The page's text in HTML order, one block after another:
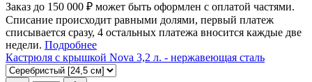
Заказ до 150 000 ₽ может быть оформлен с оплатой частями.
Списание происходит равными долями, первый платеж
списывается сразу, 4 остальных платежа вносится каждые две
недели. Подробнее
Кастрюля с крышкой Nova 3,2 л. - нержавеющая сталь